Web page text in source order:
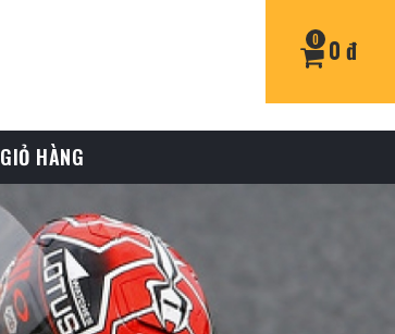
0 0 đ
GIỎ HÀNG